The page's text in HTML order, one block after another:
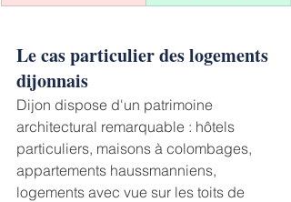
Le cas particulier des logements
dijonnais
Dijon dispose d'un patrimoine
architectural remarquable : hôtels
particuliers, maisons à colombages,
appartements haussmanniens,
logements avec vue sur les toits de